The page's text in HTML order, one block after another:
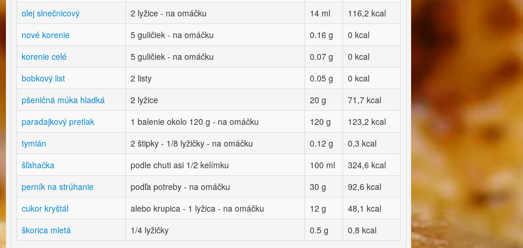
olej slnečnicový
2 lyžice - na omáčku 14 ml
116,2 kcal
nové korenie
5 guličiek - na omáčku 0.16 g
0 kcal
korenie celé
5 guličiek - na omáčku 0.07 g
0 kcal
bobkový list
2 listy 0.05 g
0 kcal
pšeničná múka hladká
2 lyžice 20 g
71,7 kcal
paradajkový pretlak
1 balenie okolo 120 g - na omáčku 120 g
123,2 kcal
tymián
2 štipky - 1/8 lyžičky - na omáčku 0.12 g
0,3 kcal
šľahačka
podle chuti asi 1/2 kelímku 100 ml
324,6 kcal
perník na strúhanie
podľa potreby - na omáčku 30 g
92,6 kcal
cukor kryštál
alebo krupica - 1 lyžica - na omáčku 12 g
48,1 kcal
škorica mletá
1/4 lyžičky 0.5 g 0,8 kcal